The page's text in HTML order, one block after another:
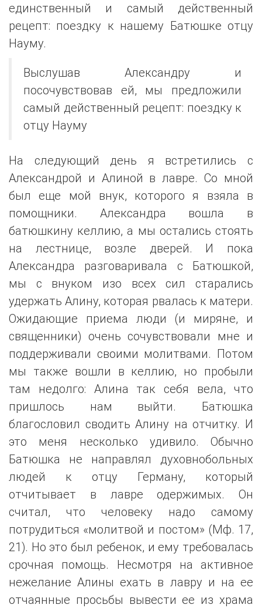
единственный и самый действенный
рецепт: поездку к нашему Батюшке отцу
Науму.
Выслушав Александру и
посочувствовав ей, мы предложили
самый действенный рецепт: поездку к
отцу Науму
На следующий день я встретились с
Александрой и Алиной в лавре. Со мной
был еще мой внук, которого я взяла в
помощники. Александра вошла в
батюшкину келлию, а мы остались стоять
на лестнице, возле дверей. И пока
Александра разговаривала с Батюшкой,
мы с внуком изо всех сил старались
удержать Алину, которая рвалась к матери.
Ожидающие приема люди (и миряне, и
священники) очень сочувствовали мне и
поддерживали своими молитвами. Потом
мы также вошли в келлию, но пробыли
там недолго: Алина так себя вела, что
пришлось нам выйти. Батюшка
благословил сводить Алину на отчитку. И
это меня несколько удивило. Обычно
Батюшка не направлял духовнобольных
людей к отцу Герману, который
отчитывает в лавре одержимых. Он
считал, что человеку надо самому
потрудиться «молитвой и постом» (Мф. 17,
21). Но это был ребенок, и ему требовалась
срочная помощь. Несмотря на активное
нежелание Алины ехать в лавру и на ее
отчаянные просьбы вывести ее из храма